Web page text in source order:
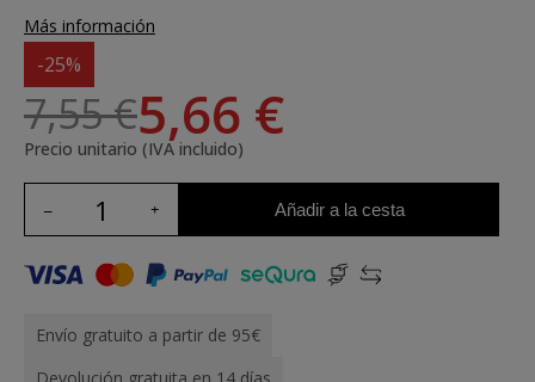
Más información
-25%
7,55 €5,66 €
Precio unitario (IVA incluido)
Añadir a la cesta
Envío gratuito a partir de 95€